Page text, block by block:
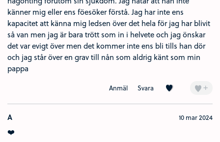
känner mig eller ens föesöker förstå. Jag har inte ens
kapacitet att känna mig ledsen över det hela för jag har blivit
så van men jag är bara trött som in i helvete och jag önskar
det var evigt över men det kommer inte ens bli tills han dör
och jag står över en grav till nån som aldrig känt som min
pappa
Anmäl Svara Kärlek (10) +
A 10 mar 2024
❤️